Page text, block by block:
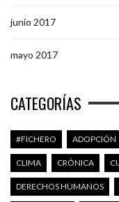
junio 2017
mayo 2017
CATEGORÍAS
#FICHERO ADOPCIÓN
CLIMA CRÓNICA
DERECHOS HUMANOS